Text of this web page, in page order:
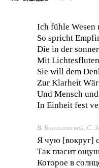
Ich fühle Wesen
So spricht
Die in der
Mit
Sie will dem
Zur Klarheit
Und Mensch
In Einheit fest
В. Богословский, С.
Я чую [вокруг]
Так гласит
Которое в